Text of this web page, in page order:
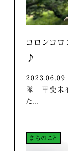
コロンコ
♪
2023.06.09
隊 甲斐未
た...
まちのこと